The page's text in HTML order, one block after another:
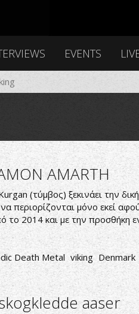
EVENTS
AMARTH
(τύμβος) ξεκινάει την
περιορίζονται μόνο εκεί
2014 και με την προσθήκη
Death Metal viking Denmark
aaser